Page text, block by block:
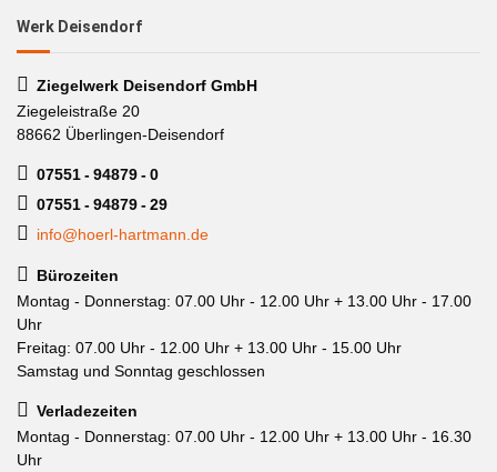
Werk Deisendorf
Ziegelwerk Deisendorf GmbH
Ziegeleistraße 20
88662 Überlingen-Deisendorf
07551 - 94879 - 0
07551 - 94879 - 29
info@hoerl-hartmann.de
Bürozeiten
Montag - Donnerstag: 07.00 Uhr - 12.00 Uhr + 13.00 Uhr - 17.00
Uhr
Freitag: 07.00 Uhr - 12.00 Uhr + 13.00 Uhr - 15.00 Uhr
Samstag und Sonntag geschlossen
Verladezeiten
Montag - Donnerstag: 07.00 Uhr - 12.00 Uhr + 13.00 Uhr - 16.30
Uhr